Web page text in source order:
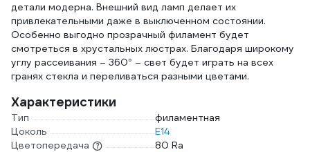
детали модерна. Внешний вид ламп делает их
привлекательными даже в выключенном состоянии.
Особенно выгодно прозрачный филамент будет
смотреться в хрустальных люстрах. Благодаря широкому
углу рассеивания – 360° – свет будет играть на всех
гранях стекла и переливаться разными цветами.
Характеристики
Тип
филаментная
Цоколь
E14
Цветопередача
80 Ra